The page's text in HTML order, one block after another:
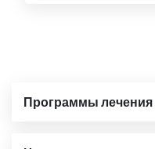
Программы лечения